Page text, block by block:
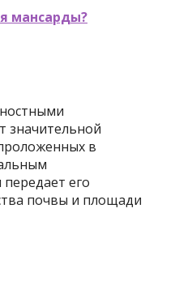
мансарды?
значительной
в
его
почвы и площади